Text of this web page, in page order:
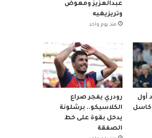
عبدالعزيز ومعوض
وتريزيغيه
منذ يوم واحد
أول
رودري يفجر صراع
الكلاسيكو.. برشلونة
يدخل بقوة على خط
الصفقة